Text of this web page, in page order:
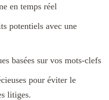
en temps réel
potentiels avec une
basées sur vos mots-clefs
pour éviter le
litiges.